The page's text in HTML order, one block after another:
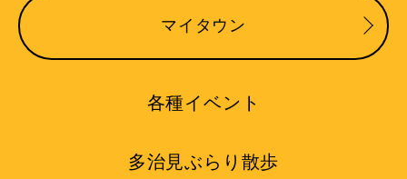
マイタウン
各種イベント
多治見ぶらり散歩